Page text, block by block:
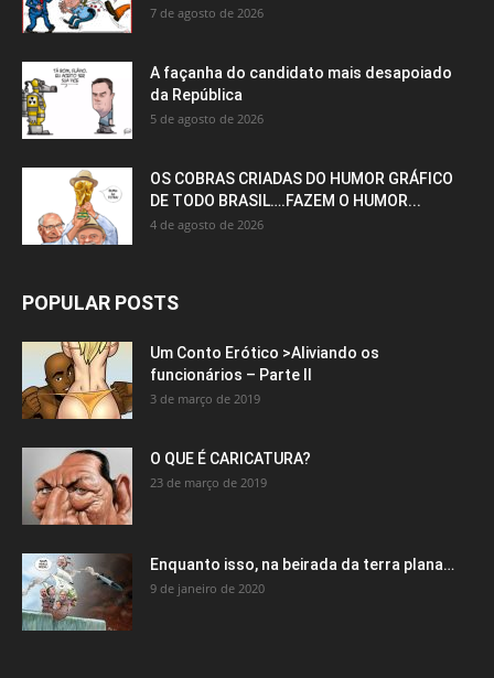
7 de agosto de 2026
A façanha do candidato mais desapoiado
da República
5 de agosto de 2026
OS COBRAS CRIADAS DO HUMOR GRÁFICO
DE TODO BRASIL….FAZEM O HUMOR...
4 de agosto de 2026
POPULAR POSTS
Um Conto Erótico >Aliviando os
funcionários – Parte II
3 de março de 2019
O QUE É CARICATURA?
23 de março de 2019
Enquanto isso, na beirada da terra plana…
9 de janeiro de 2020